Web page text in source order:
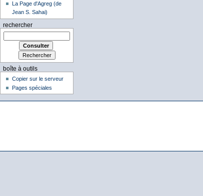
La Page d'Agreg (de
Jean S. Sahai)
rechercher
boîte à outils
Copier sur le serveur
Pages spéciales